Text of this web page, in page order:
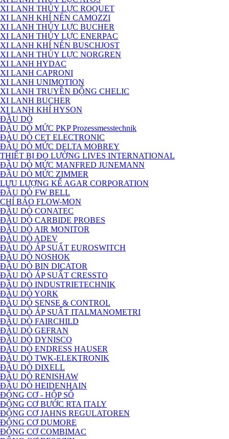
XI LANH THỦY LỰC ROQUET
XI LANH KHÍ NÉN CAMOZZI
XI LANH THỦY LỰC BUCHER
XI LANH THỦY LỰC ENERPAC
XI LANH KHÍ NÉN BUSCHJOST
XI LANH THỦY LỰC NORGREN
XI LANH HYDAC
XI LANH CAPRONI
XI LANH UNIMOTION
XI LANH TRUYỀN ĐỘNG CHELIC
XI LANH BUCHER
XI LANH KHÍ HYSON
ĐẦU DÒ
ĐẦU DÒ MỨC PKP Prozessmesstechnik
ĐÀU DÒ CET ELECTRONIC
ĐẦU DÒ MỨC DELTA MOBREY
THIẾT BỊ ĐO LƯỜNG LIVES INTERNATIONAL
ĐẦU DÒ MỨC MANFRED JUNEMANN
ĐẦU DÒ MỨC ZIMMER
LƯU LƯỢNG KẾ AGAR CORPORATION
ĐẦU DÒ FW BELL
CHỈ BÁO FLOW-MON
ĐẦU DÒ CONATEC
ĐẦU DÒ CARBIDE PROBES
ĐẦU DÒ AIR MONITOR
ĐẦU DÒ ADEV
ĐẦU DÒ ÁP SUẤT EUROSWITCH
ĐẦU DÒ NOSHOK
ĐẦU DÒ BIN DICATOR
ĐẦU DÒ ÁP SUẤT CRESSTO
ĐẦU DÒ INDUSTRIETECHNIK
ĐẦU DÒ YORK
ĐẦU DÒ SENSE & CONTROL
ĐẦU DÒ ÁP SUẤT ITALMANOMETRI
ĐẦU DÒ FAIRCHILD
ĐẦU DÒ GEFRAN
ĐẦU DÒ DYNISCO
ĐẦU DÒ ENDRESS HAUSER
ĐẦU DÒ TWK-ELEKTRONIK
ĐẦU DÒ DIXELL
ĐẦU DÒ RENISHAW
ĐẦU DÒ HEIDENHAIN
ĐỘNG CƠ - HỘP SỐ
ĐỘNG CƠ BƯỚC RTA ITALY
ĐỘNG CƠ JAHNS REGULATOREN
ĐỘNG CƠ DUMORE
ĐỘNG CƠ COMBIMAC